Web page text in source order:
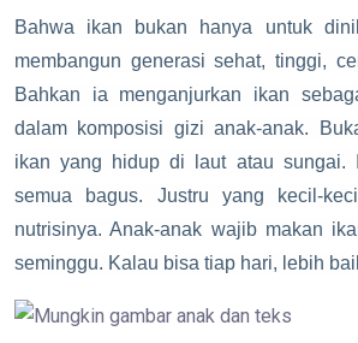
Bahwa ikan bukan hanya untuk
membangun generasi sehat, tinggi,
Bahkan ia menganjurkan ikan
dalam komposisi gizi anak-anak.
ikan yang hidup di laut atau sungai.
semua bagus. Justru yang kecil-
nutrisinya. Anak-anak wajib makan
seminggu. Kalau bisa tiap hari, lebih